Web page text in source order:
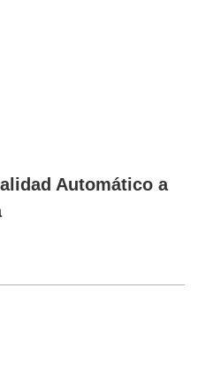
Automático a